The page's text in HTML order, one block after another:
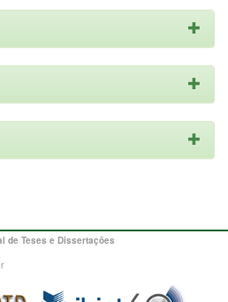
de Teses e Dissertações